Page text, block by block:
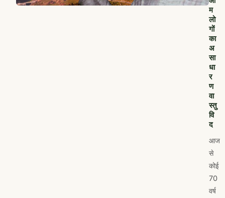
म
लो
गों
का
अ
सा
धा
र
ण
वा
स्तु
वि
द
आज
से
कोई
70
वर्ष